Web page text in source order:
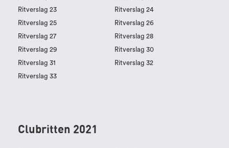
Ritverslag 23
Ritverslag 24
Ritverslag 25
Ritverslag 26
Ritverslag 27
Ritverslag 28
Ritverslag 29
Ritverslag 30
Ritverslag 31
Ritverslag 32
Ritverslag 33
Clubritten 2021